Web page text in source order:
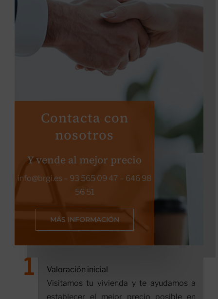
Contacta con
nosotros
Y vende al mejor precio
info@brgi.es – 93 565 09 47 – 646 98
56 51
MÁS INFORMACIÓN
Valoración inicial
Visitamos tu vivienda y te ayudamos a
establecer el mejor precio posible en